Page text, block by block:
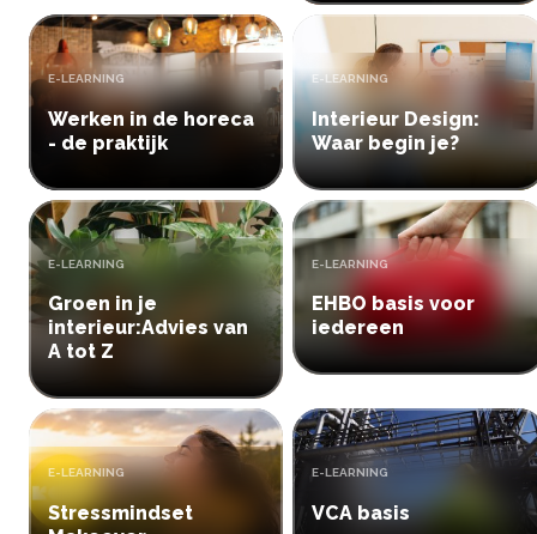
Werken in de horeca
- de praktijk
TYPE:
E-LEARNING
Interieur Design:
Waar begin je?
TYPE:
E-LEARNING
Groen in je
interieur:Advies van
A tot Z
TYPE:
E-LEARNING
EHBO basis voor
iedereen
TYPE:
E-LEARNING
Stressmindset
TYPE:
E-LEARNING
VCA basis
TYPE:
E-LEARNING